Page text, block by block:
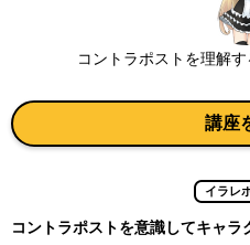
コントラポストを理解
講座
イラレ
コントラポストを意識してキャ